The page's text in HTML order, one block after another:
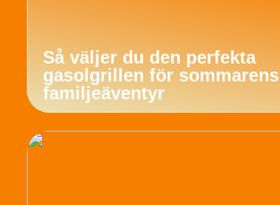
Så väljer du den perfekta
gasolgrillen för sommarens
familjeäventyr